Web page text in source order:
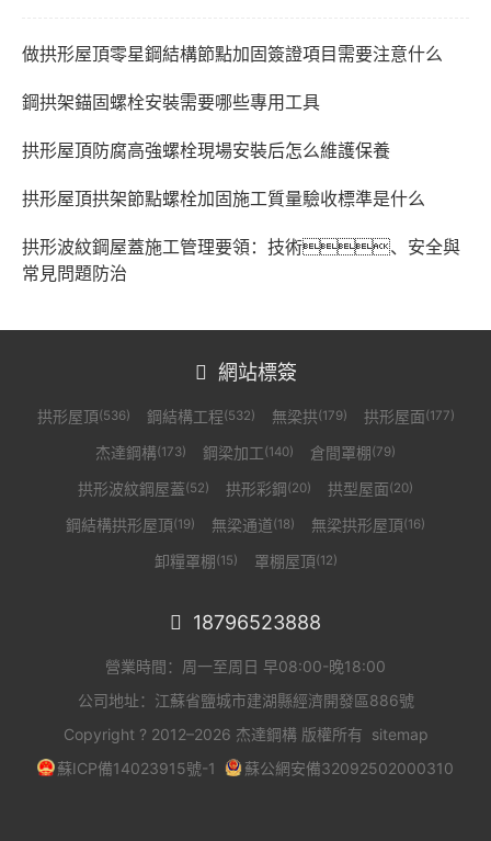
做拱形屋頂零星鋼結構節點加固簽證項目需要注意什么
鋼拱架錨固螺栓安裝需要哪些專用工具
拱形屋頂防腐高強螺栓現場安裝后怎么維護保養
拱形屋頂拱架節點螺栓加固施工質量驗收標準是什么
拱形波紋鋼屋蓋施工管理要領：技術、安全與
常見問題防治
 網站標簽
拱形屋頂(536) 鋼結構工程(532) 無梁拱(179) 拱形屋面(177)
杰達鋼構(173) 鋼梁加工(140) 倉間罩棚(79)
拱形波紋鋼屋蓋(52) 拱形彩鋼(20) 拱型屋面(20)
鋼結構拱形屋頂(19) 無梁通道(18) 無梁拱形屋頂(16)
卸糧罩棚(15) 罩棚屋頂(12)
 18796523888
營業時間：周一至周日 早08:00-晚18:00
公司地址：江蘇省鹽城市建湖縣經濟開發區886號
Copyright ? 2012–2026 杰達鋼構 版權所有 sitemap
蘇ICP備14023915號-1
蘇公網安備32092502000310